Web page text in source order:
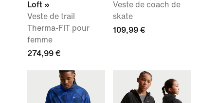
Loft »
Veste de trail
Therma-FIT pour
femme
274,99 €
Veste de coach de
skate
109,99 €